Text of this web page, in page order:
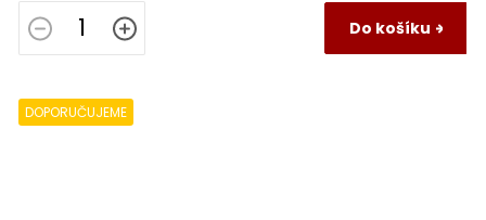
Do košíku
DOPORUČUJEME